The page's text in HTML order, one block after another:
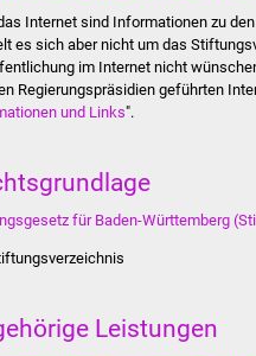
Internet sind Informationen zu
es sich aber nicht um das
im Internet nicht
Regierungspräsidien geführten
und Links".
für Baden-Württemberg
Leistungen